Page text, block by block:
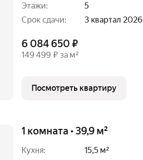
Этажи:
5
Срок сдачи:
3 квартал 2026
6 084 650 ₽
149 499 ₽ за м²
Посмотреть квартиру
1 комната • 39,9 м²
Кухня:
15,5 м²